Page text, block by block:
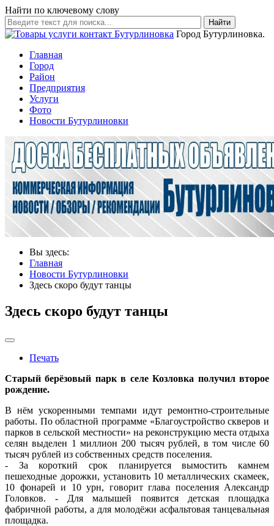
Найти по ключевому слову
Найти
Город Бутурлиновка.
Главная
Город
Район
Предприятия
Услуги
Фото
Новости Бутурлиновки
Вы здесь:
Главная
Новости Бутурлиновки
Здесь скоро будут танцы
Здесь скоро будут танцы
Печать
Старый берёзовый парк в селе Козловка получил второе
рождение.
В нём ускоренными темпами идут ремонтно-строительные
работы. По областной программе «Благоустройство скверов и
парков в сельской местности» на реконструкцию места отдыха
селян выделен 1 миллион 200 тысяч рублей, в том числе 60
тысяч рублей из собственных средств поселения.
- За короткий срок планируется вымостить камнем
пешеходные дорожки, установить 10 металлических скамеек,
10 фонарей и 10 урн, говорит глава поселения Александр
Головков. - Для малышей появится детская площадка
фабричной работы, а для молодёжи асфальтовая танцевальная
площадка.